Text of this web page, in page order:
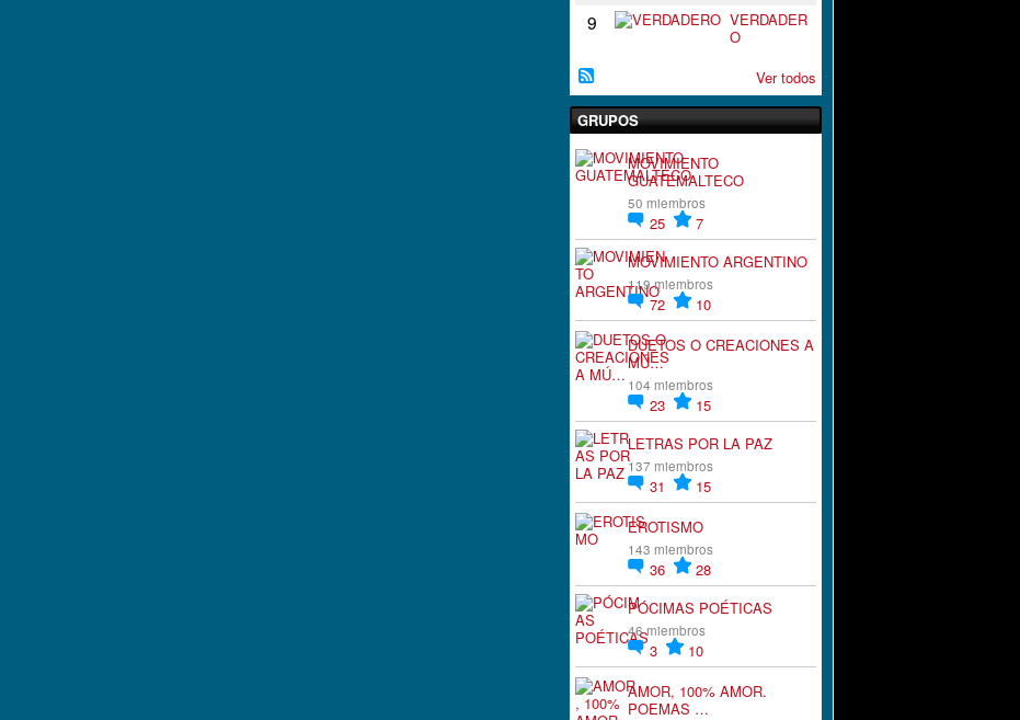
9
VERDADER
O
Ver todos
GRUPOS
MOVIMIENTO
GUATEMALTECO
50 miembros
25
7
MOVIMIENTO ARGENTINO
119 miembros
72
10
DUETOS O CREACIONES A
MÚ…
104 miembros
23
15
LETRAS POR LA PAZ
137 miembros
31
15
EROTISMO
143 miembros
36
28
PÓCIMAS POÉTICAS
46 miembros
3
10
AMOR, 100% AMOR.
POEMAS …